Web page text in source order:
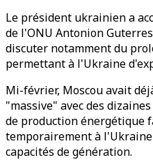
Le président ukrainien a
de l'ONU Antonion
discuter notamment du
permettant à l'Ukraine
Mi-février, Moscou avait
"massive" avec des
de production énergétique
temporairement à
capacités de génération.